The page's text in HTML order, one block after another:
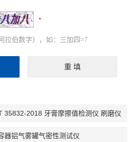
拉伯数字），如：三加四=7
35832-2018 牙膏摩擦值检测仪 刷磨仪
器铝气雾罐气密性测试仪